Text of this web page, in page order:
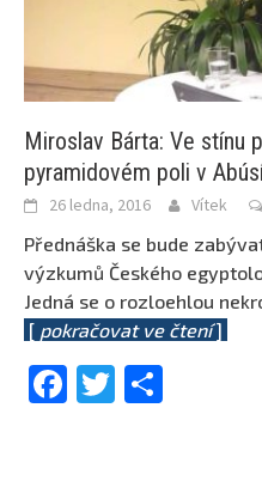
Miroslav Bárta: Ve stínu
pyramidovém poli v
26 ledna, 2016 Vítek
Přednáška se bude
výzkumů Českého
Jedná se o rozloehlou
[ pokračovat ve čtení]
Facebook
Twitter